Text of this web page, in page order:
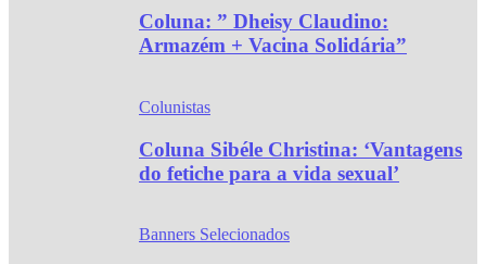
Coluna: ” Dheisy Claudino:
Armazém + Vacina Solidária”
Colunistas
Coluna Sibéle Christina: ‘Vantagens
do fetiche para a vida sexual’
Banners Selecionados